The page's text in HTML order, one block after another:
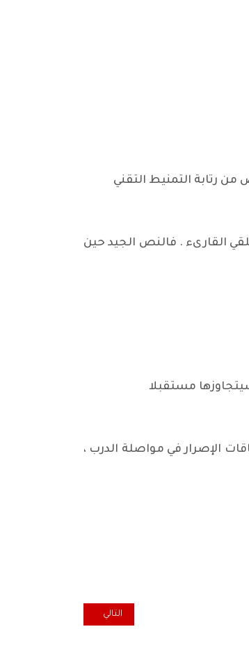
رتابة التمنيط التقني
القارىء . فالنص الجيد حين
مستقبلا
الإصرار في مواصلة الدرب ،
المقال التالي: ضد النسيان.. لماذا أكره
التالي